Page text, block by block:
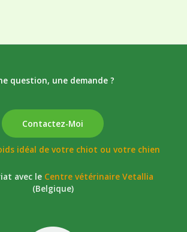
question, une demande ?
Contactez-Moi
idéal de votre chiot ou votre chien
avec le Centre vétérinaire Vetallia
(Belgique)